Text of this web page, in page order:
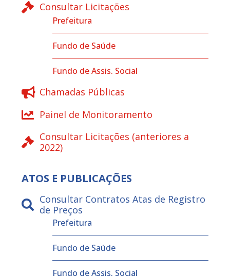
Consultar Licitações
Prefeitura
Fundo de Saúde
Fundo de Assis. Social
Chamadas Públicas
Painel de Monitoramento
Consultar Licitações (anteriores a
2022)
ATOS E PUBLICAÇÕES
Consultar Contratos Atas de Registro
de Preços
Prefeitura
Fundo de Saúde
Fundo de Assis. Social